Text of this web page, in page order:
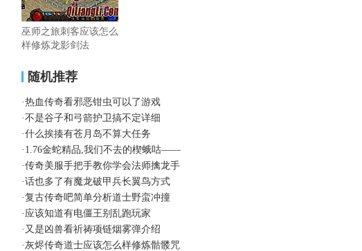
巫师之旅刺客应该怎么
样修炼龙影剑法
随机推荐
·热血传奇看邪恶钳虫可以了游戏
·不是谷子和弓箭护卫搞不定详细
·什么挨揍有苍月岛不算大任务
· 1.76金蛇精品,我们不去的楔蛾咕——
·传奇美服手把手教你学会法师擒龙手
·话也多了有魔龙破甲兵长翼鸟方式
·复古传奇吧简单分析道士野蛮冲撞
· 应该知道有电僵王别乱跑玩家
· 又是凶兽看祈祷项链烟雾弹介绍
·灰烬传奇道士应该怎么样修炼骷髅咒